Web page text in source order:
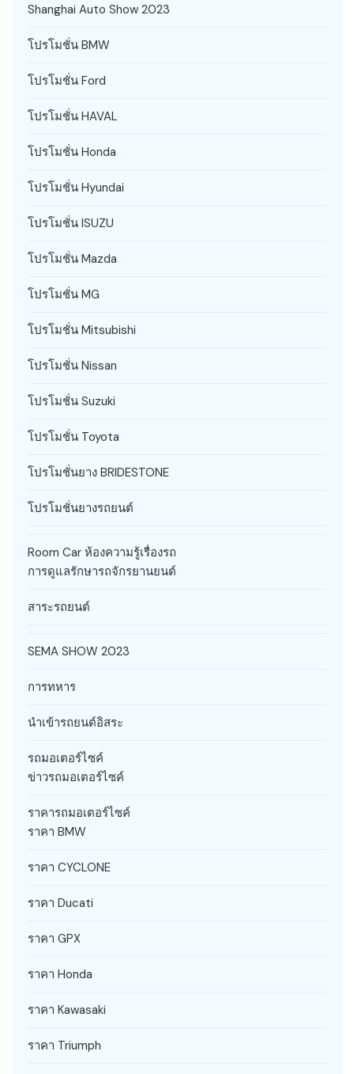
Shanghai Auto Show 2023
โปรโมชั่น BMW
โปรโมชั่น Ford
โปรโมชั่น HAVAL
โปรโมชั่น Honda
โปรโมชั่น Hyundai
โปรโมชั่น ISUZU
โปรโมชั่น Mazda
โปรโมชั่น MG
โปรโมชั่น Mitsubishi
โปรโมชั่น Nissan
โปรโมชั่น Suzuki
โปรโมชั่น Toyota
โปรโมชั่นยาง BRIDESTONE
โปรโมชั่นยางรถยนต์
Room Car ห้องความรู้เรื่องรถ
การดูแลรักษารถจักรยานยนต์
สาระรถยนต์
SEMA SHOW 2023
การทหาร
นำเข้ารถยนต์อิสระ
รถมอเตอร์ไซค์
ข่าวรถมอเตอร์ไซค์
ราคารถมอเตอร์ไซค์
ราคา BMW
ราคา CYCLONE
ราคา Ducati
ราคา GPX
ราคา Honda
ราคา Kawasaki
ราคา Triumph